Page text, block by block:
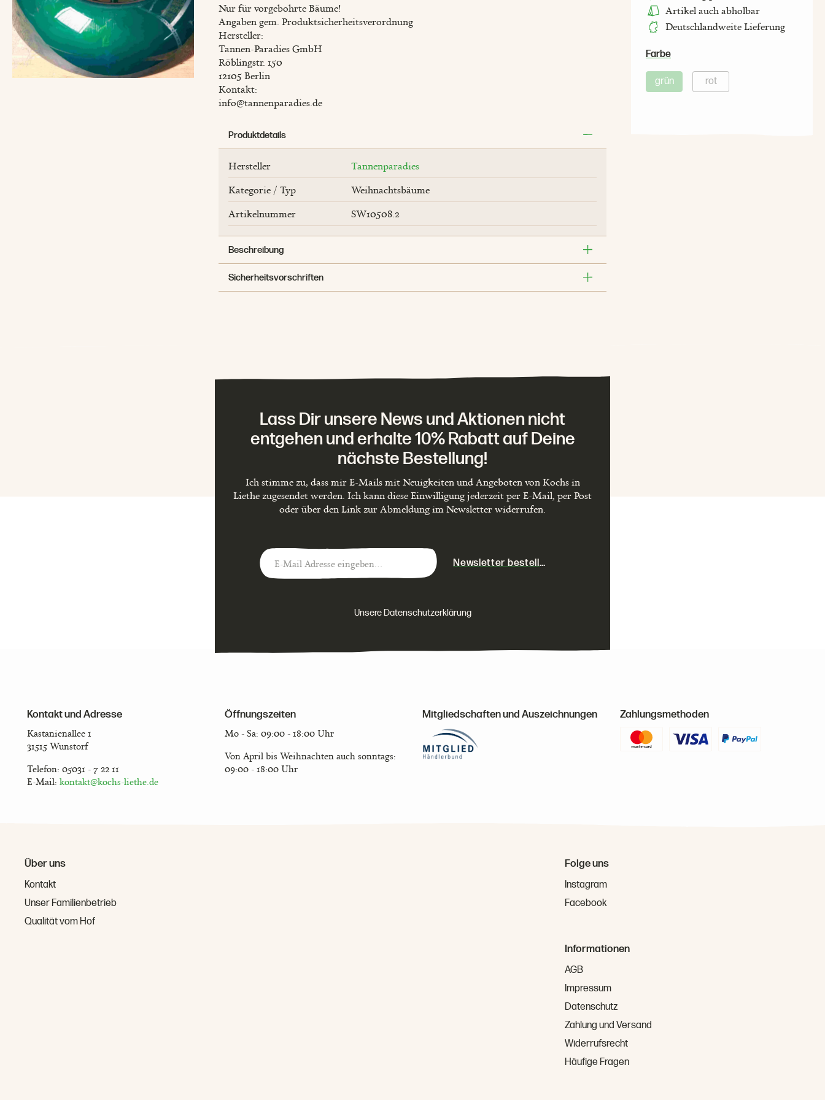
Adventsausstellung
Geschenkkörbe
Weihnachtsbäume
Floristik
Molkereiprodukte 🧀
Brotaufstriche
Eingemachtes 🥒
Fleischwaren 🥩
Nudeln und Reis 🥟
Essig und Öl
Gewürze
Gutscheine 🎫
Frischer Spargel
Blumen 🌻
Präsentkörbe 🎁
Nur für vorgebohrte Bäume!
Angaben gem. Produktsicherheitsverordnung
Hersteller:
Tannen-Paradies GmbH
Röblingstr. 150
12105 Berlin
Kontakt:
info@tannenparadies.de
Produktdetails
Hersteller
Tannenparadies
Kategorie / Typ
Weihnachtsbäume
Artikelnummer
SW10508.2
Beschreibung
Sicherheitsvorschriften
Artikel auch abholbar
Deutschlandweite Lieferung
Farbe
grün rot
Lass Dir unsere News und Aktionen nicht
entgehen und erhalte 10% Rabatt auf Deine
nächste Bestellung!
Ich stimme zu, dass mir E-Mails mit Neuigkeiten und Angeboten von Kochs in
Liethe zugesendet werden. Ich kann diese Einwilligung jederzeit per E-Mail, per Post
oder über den Link zur Abmeldung im Newsletter widerrufen.
Newsletter bestellen
Unsere Datenschutzerklärung
Kontakt und Adresse
Kastanienallee 1
31515 Wunstorf
Telefon: 05031 - 7 22 11
E-Mail: kontakt@kochs-liethe.de
Öffnungszeiten
Mo - Sa: 09:00 - 18:00 Uhr
Von April bis Weihnachten auch sonntags:
09:00 - 18:00 Uhr
Mitgliedschaften und Auszeichnungen Zahlungsmethoden
Über uns
Kontakt
Unser Familienbetrieb
Qualität vom Hof
Folge uns
Instagram
Facebook
Informationen
AGB
Impressum
Datenschutz
Zahlung und Versand
Widerrufsrecht
Häufige Fragen